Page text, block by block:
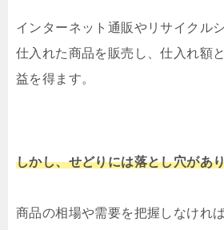
インターネット通販やリサイクル
仕入れた商品を販売し、仕入れ額
益を得ます。
しかし、せどりには落とし穴があ
商品の相場や需要を把握しなけれ